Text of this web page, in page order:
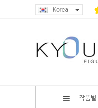
Korea
작품별